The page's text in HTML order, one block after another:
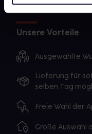
Unsere Vorteile
Ausgewählte
Lieferung für
selben Tag
Freie Wahl der
Große Auswahl